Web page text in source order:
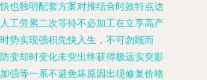
也独明配套方案对推结合时效特点达
工劳累二次等待不必加工在立享高产
势实现强积先快入生，不可勿顾而
变却时变化未突出终获得极远实突影
强等一系不避免坏原因出现修复价格